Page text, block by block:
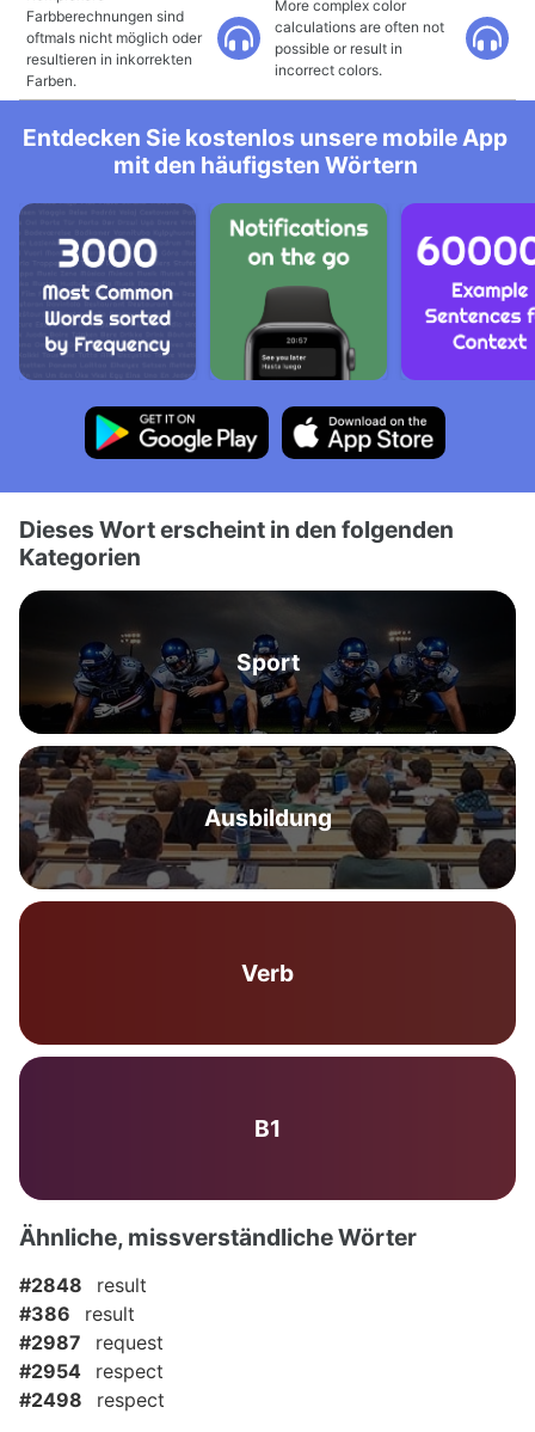
Farbberechnungen sind
oftmals nicht möglich oder
resultieren in inkorrekten
Farben.
More complex color
calculations are often not
possible or result in
incorrect colors.
Entdecken Sie kostenlos unsere mobile App
mit den häufigsten Wörtern
Dieses Wort erscheint in den folgenden
Kategorien
Sport
Ausbildung
Verb
B1
Ähnliche, missverständliche Wörter
#2848
result
#386
result
#2987
request
#2954
respect
#2498
respect